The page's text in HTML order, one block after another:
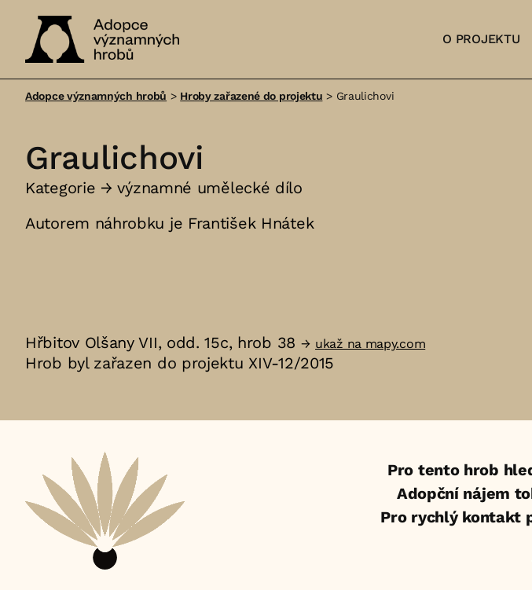
významných
O PROJEKTU
Adopce významných hrobů > Hroby zařazené do projektu > Graulichovi
Graulichovi
Kategorie →významné umělecké dílo
Autorem náhrobku je František Hnátek
Hřbitov Olšany VII, odd. 15c, hrob 38 → ukaž na mapy.com
Hrob byl zařazen do projektu XIV-12/2015
Pro tento hrob
Adopční nájem
Pro rychlý kontakt